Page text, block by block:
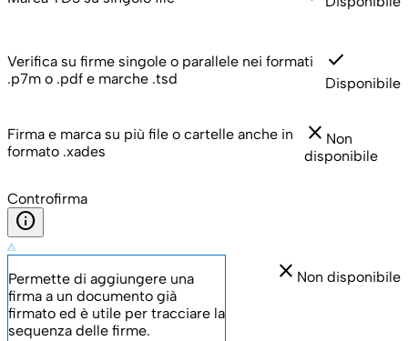
Verifica su firme singole o parallele nei formati
.p7m o .pdf e marche .tsd
check
Disponibile
Firma e marca su più file o cartelle anche in
formato .xades
close Non
disponibile
Controfirma
info
Permette di aggiungere una
firma a un documento già
firmato ed è utile per tracciare la
sequenza delle firme.
close Non disponibile